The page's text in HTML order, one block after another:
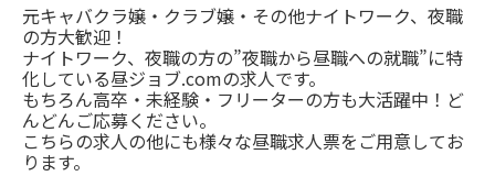
元キャバクラ嬢・クラブ嬢・その他ナイトワーク、夜職
の方大歓迎！
ナイトワーク、夜職の方の”夜職から昼職への就職”に特
化している昼ジョブ.comの求人です。
もちろん高卒・未経験・フリーターの方も大活躍中！ど
んどんご応募ください。
こちらの求人の他にも様々な昼職求人票をご用意してお
ります。